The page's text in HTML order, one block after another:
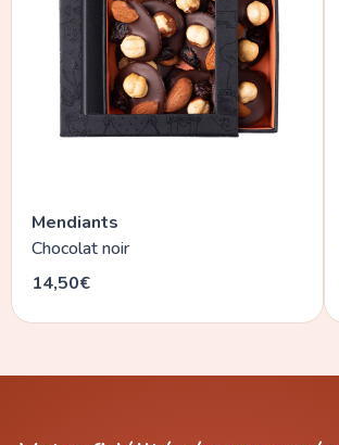
Mendiants
Chocolat noir
14,50€